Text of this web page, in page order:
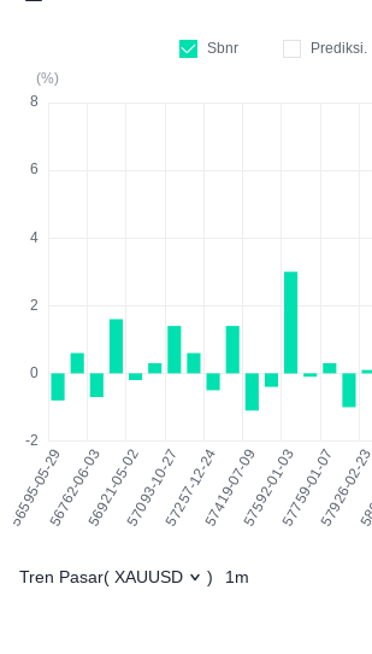
Sbnr
Prediksi.
(%)
Tren Pasar( XAUUSD ) 1m